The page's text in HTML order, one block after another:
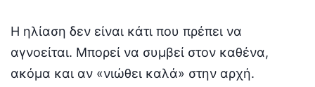
Η ηλίαση δεν είναι κάτι που πρέπει να
αγνοείται. Μπορεί να συμβεί στον καθένα,
ακόμα και αν «νιώθει καλά» στην αρχή.